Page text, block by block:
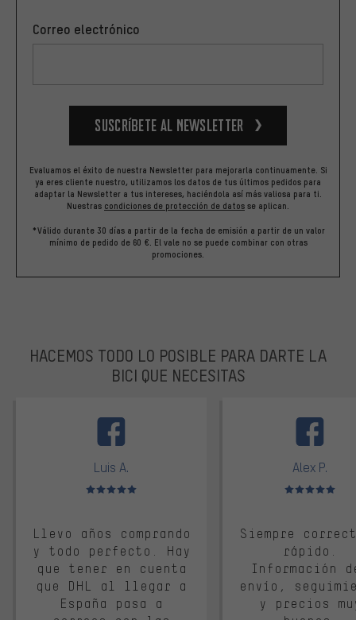
Correo electrónico
Suscríbete al newsletter
Evaluamos el éxito de nuestra Newsletter para mejorarla continuamente. Si
ya eres cliente nuestro, utilizamos los datos de tus últimos pedidos para
adaptar la Newsletter a tus intereses, haciéndola así más valiosa para ti.
Nuestras condiciones de protección de datos se aplican.
*Válido durante 30 días a partir de la fecha de emisión a partir de un valor
mínimo de pedido de 60 €. El vale no se puede combinar con otras
promociones.
HACEMOS TODO LO POSIBLE PARA DARTE LA
BICI QUE NECESITAS
Luis A.
Valoración media: 5 de 5
Llevo años comprando
y todo perfecto. Hay
que tener en cuenta
que DHL al llegar a
España pasa a
Alex P.
Valoración
Siempre
rápido.
Información
envío,
y precios